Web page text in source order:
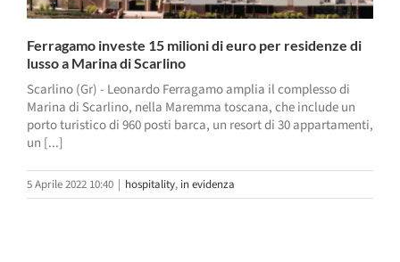
Ferragamo investe 15 milioni di euro per residenze di
lusso a Marina di Scarlino
Scarlino (Gr) - Leonardo Ferragamo amplia il complesso di
Marina di Scarlino, nella Maremma toscana, che include un
porto turistico di 960 posti barca, un resort di 30 appartamenti,
un [...]
5 Aprile 2022 10:40 | hospitality, in evidenza